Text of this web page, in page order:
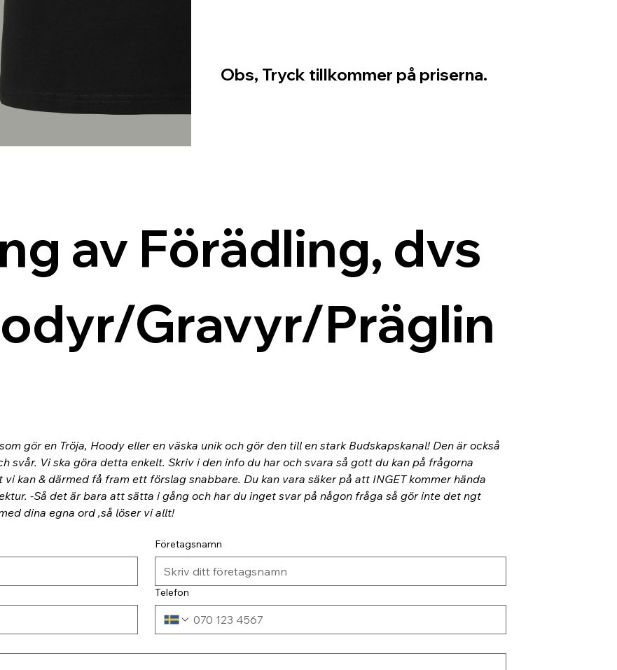
Obs, Tryck tillkommer på priserna.
av Förädling, dvs
Gravyr/Präglin
gör en Tröja, Hoody eller en väska unik och gör den till en stark Budskapskanal! Den är också
svår. Vi ska göra detta enkelt. Skriv i den info du har och svara så gott du kan på frågorna
kan & därmed få fram ett förslag snabbare. Du kan vara säker på att INGET kommer hända
-Så det är bara att sätta i gång och har du inget svar på någon fråga så gör inte det ngt
dina egna ord ,så löser vi allt!
Företagsnamn
Telefon